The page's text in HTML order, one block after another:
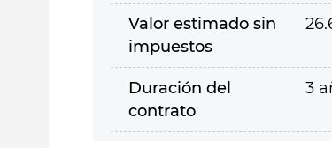
Valor estimado sin
impuestos
Duración del
contrato
3